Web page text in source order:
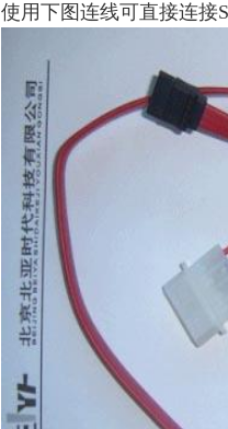
使用下图连线可直接连接